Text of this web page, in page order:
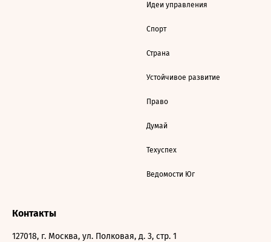
Идеи управления
Спорт
Страна
Устойчивое развитие
Право
Думай
Техуспех
Ведомости Юг
Контакты
127018, г. Москва, ул. Полковая, д. 3, стр. 1